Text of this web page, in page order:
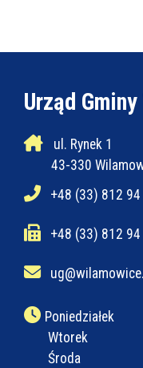
Urząd
ul. Rynek 1
43-330
+48 (33) 812 94
+48 (33) 812 94
Poniedziałek
Wtorek
Środa